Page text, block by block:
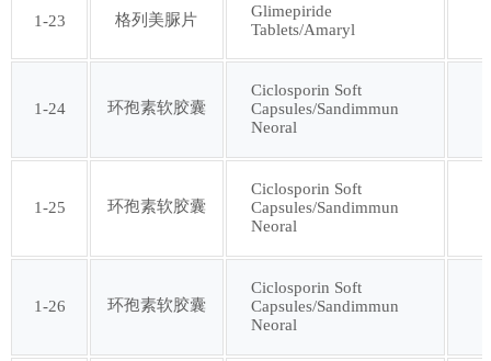
第八十一批 第八十二批
第八十四批
第八十五批 第八十六批
第八十八批
第九十批
第九十一批 第九十二批
1-23 格列美脲片
Glimepiride
Tablets/Amaryl
1-24 环孢素软胶囊
Ciclosporin Soft
Capsules/Sandimmun
Neoral
1-25 环孢素软胶囊
Ciclosporin Soft
Capsules/Sandimmun
Neoral
1-26 环孢素软胶囊
Ciclosporin Soft
Capsules/Sandimmun
Neoral